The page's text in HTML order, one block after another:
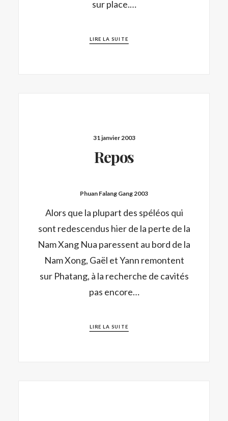
sur place.…
LIRE LA SUITE
31 janvier 2003
Repos
Phuan Falang Gang 2003
Alors que la plupart des spéléos qui
sont redescendus hier de la perte de la
Nam Xang Nua paressent au bord de la
Nam Xong, Gaël et Yann remontent
sur Phatang, à la recherche de cavités
pas encore…
LIRE LA SUITE